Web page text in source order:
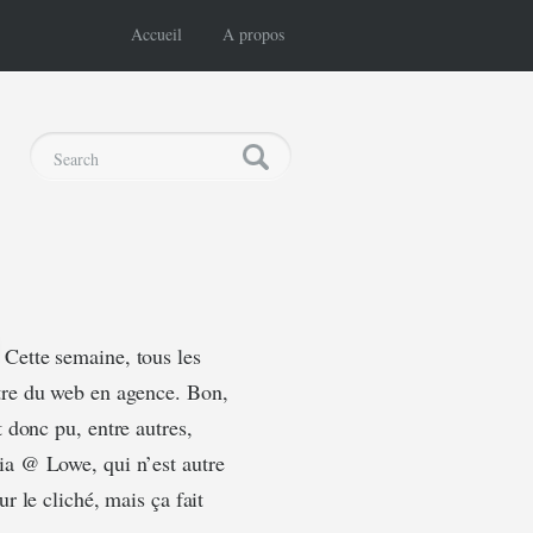
Accueil A propos
Cette semaine, tous les
du web en agence. Bon,
pu, entre autres,
@ Lowe, qui n’est autre
le cliché, mais ça fait